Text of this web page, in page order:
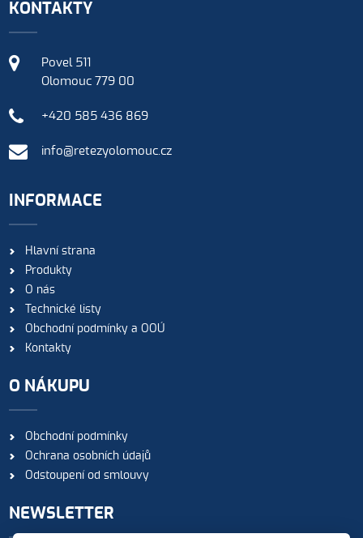
KONTAKTY
Povel 511
Olomouc 779 00
+420 585 436 869
info@retezyolomouc.cz
INFORMACE
Hlavní strana
Produkty
O nás
Technické listy
Obchodní podmínky a OOÚ
Kontakty
O NÁKUPU
Obchodní podmínky
Ochrana osobních údajů
Odstoupení od smlouvy
NEWSLETTER